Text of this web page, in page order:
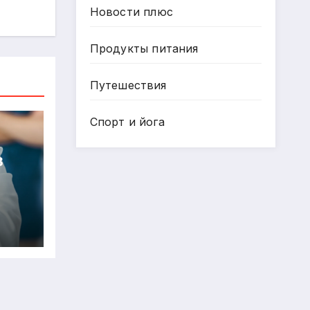
Новости плюс
Продукты питания
Путешествия
Спорт и йога